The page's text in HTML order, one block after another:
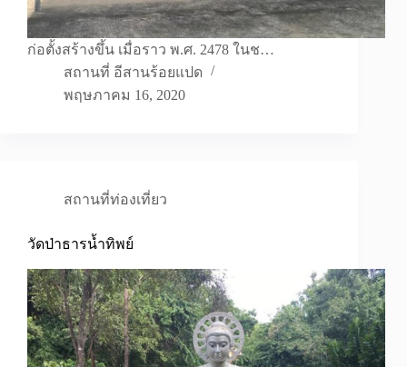
ก่อตั้งสร้างขึ้น เมื่อราว พ.ศ. 2478 ในช…
สถานที่ อีสานร้อยแปด
พฤษภาคม 16, 2020
สถานที่ท่องเที่ยว
วัดป่าธารน้ำทิพย์